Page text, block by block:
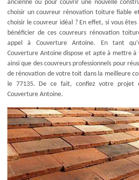
ancienne ou pour couvrir une nouvelle
choisir un couvreur rénovation toiture fiable
choisir le couvreur idéal ? En effet, si vous
bénéficier de ces couvreurs rénovation
appel à Couverture Antoine. En tant
Couverture Antoine dispose et apte à mettre
ainsi que des couvreurs professionnels pour
de rénovation de votre toit dans la meilleure
le 77135. De ce fait, confiez votre projet
Couverture Antoine.